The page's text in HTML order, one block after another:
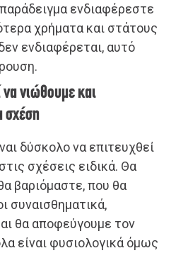
ενδιαφέρεστε
χρήματα και στάτους
ενδιαφέρεται, αυτό
νιώθουμε και
σχέση
δύσκολο να επιτευχθεί
σχέσεις ειδικά. Θα
βαριόμαστε, που θα
συναισθηματικά,
θα αποφεύγουμε τον
είναι φυσιολογικά όμως